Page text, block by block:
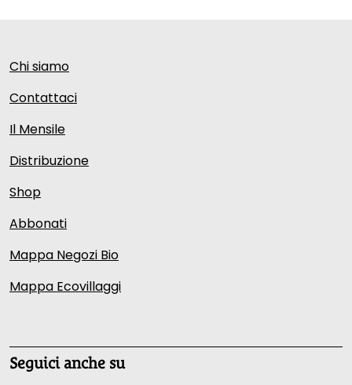
Chi siamo
Contattaci
Il Mensile
Distribuzione
Shop
Abbonati
Mappa Negozi Bio
Mappa Ecovillaggi
Seguici anche su